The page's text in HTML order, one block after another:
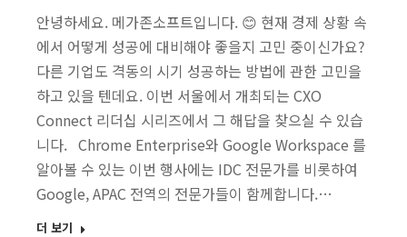
안녕하세요. 메가존소프트입니다. 😊 현재 경제 상황 속
에서 어떻게 성공에 대비해야 좋을지 고민 중이신가요?
다른 기업도 격동의 시기 성공하는 방법에 관한 고민을
하고 있을 텐데요. 이번 서울에서 개최되는 CXO
Connect 리더십 시리즈에서 그 해답을 찾으실 수 있습
니다. Chrome Enterprise와 Google Workspace 를
알아볼 수 있는 이번 행사에는 IDC 전문가를 비롯하여
Google, APAC 전역의 전문가들이 함께합니다.…
더 보기